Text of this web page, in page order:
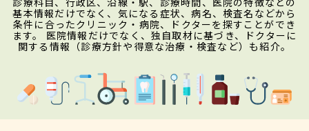
基本情報だけでなく、気になる症状、病名、検査名などから
条件に合ったクリニック・病院、ドクターを探すことができ
ます。 医院情報だけでなく、独自取材に基づき、ドクターに
関する情報（診療方針や得意な治療・検査など）も紹介。